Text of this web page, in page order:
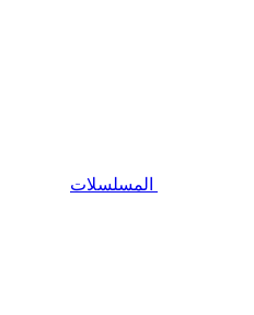
المسلسلات